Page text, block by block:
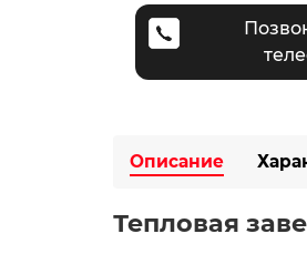
Описание
Тепловая